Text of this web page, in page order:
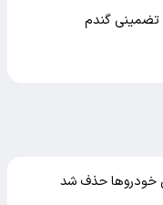
گندم
خودروها حذف شد